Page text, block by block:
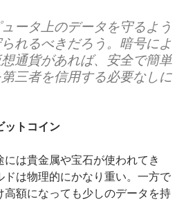
ータ上のデータを守るよう
れるべきだろう。暗号によ
通貨があれば、安全で簡単
三者を信用する必要なしに
ットコイン
は貴金属や宝石が使われてき
ドは物理的にかなり重い。一方で
高額になっても少しのデータを持